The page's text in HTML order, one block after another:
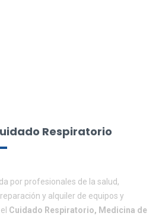
Respiratorio
por profesionales de la salud,
y alquiler de equipos y
Cuidado Respiratorio, Medicina de